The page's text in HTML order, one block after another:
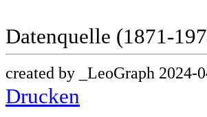
Datenquelle (1871-
created by _LeoGraph 2024-
Drucken